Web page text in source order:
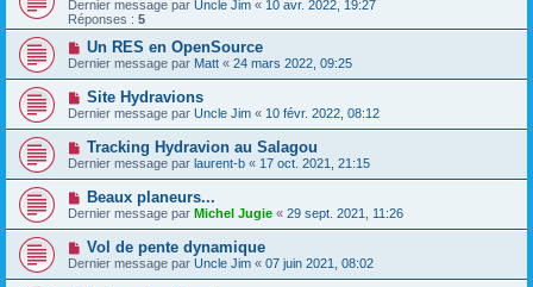
Dernier message par Uncle Jim « 10 avr. 2022, 19:27
Réponses : 5
Un RES en OpenSource
Dernier message par Matt « 24 mars 2022, 09:25
Site Hydravions
Dernier message par Uncle Jim « 10 févr. 2022, 08:12
Tracking Hydravion au Salagou
Dernier message par laurent-b « 17 oct. 2021, 21:15
Beaux planeurs...
Dernier message par Michel Jugie « 29 sept. 2021, 11:26
Vol de pente dynamique
Dernier message par Uncle Jim « 07 juin 2021, 08:02